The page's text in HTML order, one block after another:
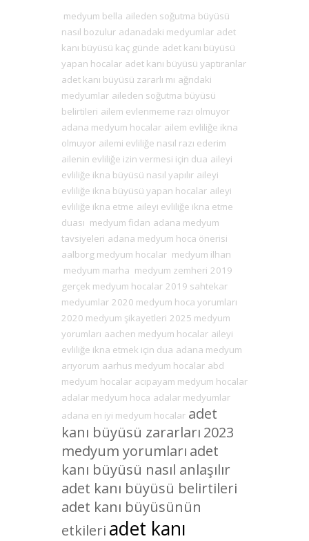
medyum bella aileden soğutma büyüsü
nasıl bozulur adanadaki medyumlar adet
kanı büyüsü kaç günde adet kanı büyüsü
yapan hocalar adet kanı büyüsü yaptıranlar
adet kanı büyüsü zararlı mı ağrıdaki
medyumlar aileden soğutma büyüsü
belirtileri ailem evlenmeme razı olmuyor
adana medyum hocalar ailem evliliğe ikna
olmuyor ailemi evliliğe nasıl razı ederim
ailenin evliliğe izin vermesi için dua aileyi
evliliğe ikna büyüsü nasıl yapılır aileyi
evliliğe ikna büyüsü yapan hocalar aileyi
evliliğe ikna etme aileyi evliliğe ikna etme
duası medyum fidan adana medyum
tavsiyeleri adana medyum hoca önerisi
aalborg medyum hocalar medyum ilhan
medyum marha medyum zemheri 2019
gerçek medyum hocalar 2019 sahtekar
medyumlar 2020 medyum hoca yorumları
2020 medyum şikayetleri 2025 medyum
yorumları aachen medyum hocalar aileyi
evliliğe ikna etmek için dua adana medyum
arıyorum aarhus medyum hocalar abd
medyum hocalar acıpayam medyum hocalar
adalar medyum hoca adalar medyumlar
adana en iyi medyum hocalar adet
kanı büyüsü zararları 2023
medyum yorumları adet
kanı büyüsü nasıl anlaşılır
adet kanı büyüsü belirtileri
adet kanı büyüsünün
etkileri adet kanı